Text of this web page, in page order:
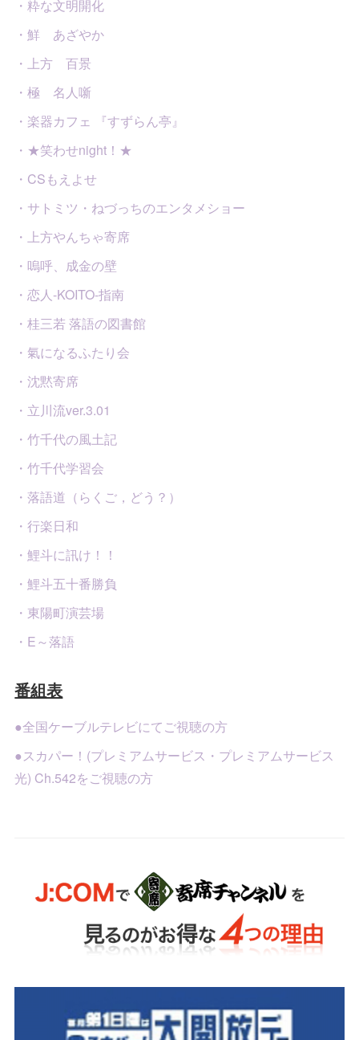
・粋な文明開化
・鮮 あざやか
・上方 百景
・極 名人噺
・楽器カフェ 『すずらん亭』
・★笑わせnight！★
・CSもえよせ
・サトミツ・ねづっちのエンタメショー
・上方やんちゃ寄席
・嗚呼、成金の壁
・恋人-KOITO-指南
・桂三若 落語の図書館
・氣になるふたり会
・沈黙寄席
・立川流ver.3.01
・竹千代の風土記
・竹千代学習会
・落語道（らくご，どう？）
・行楽日和
・鯉斗に訊け！！
・鯉斗五十番勝負
・東陽町演芸場
・E～落語
番組表
●全国ケーブルテレビにてご視聴の方
●スカパー！(プレミアムサービス・プレミアムサービス
光) Ch.542をご視聴の方